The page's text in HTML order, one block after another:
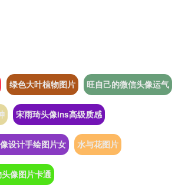
绿色大叶植物图片 旺自己的微信头像运气
宋雨琦头像ins高级质感
设计手绘图片女 水与花图片
像图片卡通